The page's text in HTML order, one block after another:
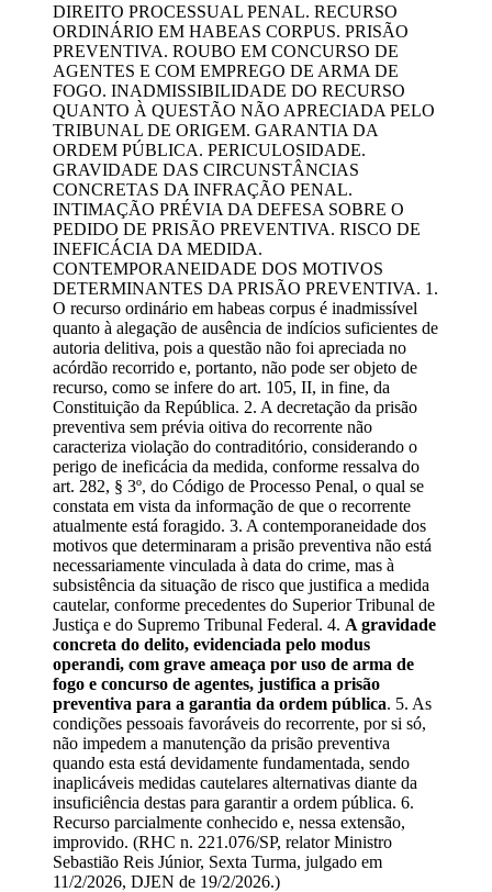
DIREITO PROCESSUAL PENAL. RECURSO
ORDINÁRIO EM HABEAS CORPUS. PRISÃO
PREVENTIVA. ROUBO EM CONCURSO DE
AGENTES E COM EMPREGO DE ARMA DE
FOGO. INADMISSIBILIDADE DO RECURSO
QUANTO À QUESTÃO NÃO APRECIADA PELO
TRIBUNAL DE ORIGEM. GARANTIA DA
ORDEM PÚBLICA. PERICULOSIDADE.
GRAVIDADE DAS CIRCUNSTÂNCIAS
CONCRETAS DA INFRAÇÃO PENAL.
INTIMAÇÃO PRÉVIA DA DEFESA SOBRE O
PEDIDO DE PRISÃO PREVENTIVA. RISCO DE
INEFICÁCIA DA MEDIDA.
CONTEMPORANEIDADE DOS MOTIVOS
DETERMINANTES DA PRISÃO PREVENTIVA. 1.
O recurso ordinário em habeas corpus é inadmissível
quanto à alegação de ausência de indícios suficientes de
autoria delitiva, pois a questão não foi apreciada no
acórdão recorrido e, portanto, não pode ser objeto de
recurso, como se infere do art. 105, II, in fine, da
Constituição da República. 2. A decretação da prisão
preventiva sem prévia oitiva do recorrente não
caracteriza violação do contraditório, considerando o
perigo de ineficácia da medida, conforme ressalva do
art. 282, § 3º, do Código de Processo Penal, o qual se
constata em vista da informação de que o recorrente
atualmente está foragido. 3. A contemporaneidade dos
motivos que determinaram a prisão preventiva não está
necessariamente vinculada à data do crime, mas à
subsistência da situação de risco que justifica a medida
cautelar, conforme precedentes do Superior Tribunal de
Justiça e do Supremo Tribunal Federal. 4. A gravidade
concreta do delito, evidenciada pelo modus
operandi, com grave ameaça por uso de arma de
fogo e concurso de agentes, justifica a prisão
preventiva para a garantia da ordem pública. 5. As
condições pessoais favoráveis do recorrente, por si só,
não impedem a manutenção da prisão preventiva
quando esta está devidamente fundamentada, sendo
inaplicáveis medidas cautelares alternativas diante da
insuficiência destas para garantir a ordem pública. 6.
Recurso parcialmente conhecido e, nessa extensão,
improvido. (RHC n. 221.076/SP, relator Ministro
Sebastião Reis Júnior, Sexta Turma, julgado em
11/2/2026, DJEN de 19/2/2026.)